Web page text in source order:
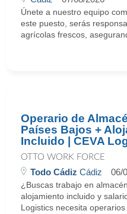
Únete a nuestro equipo
este puesto, serás
agrícolas frescos,
Operario de
Países Bajos +
Incluido | CEVA
OTTO WORK FORCE
Todo Cádiz Cádiz 06/
¿Buscas trabajo en
alojamiento incluido y
Logistics necesita